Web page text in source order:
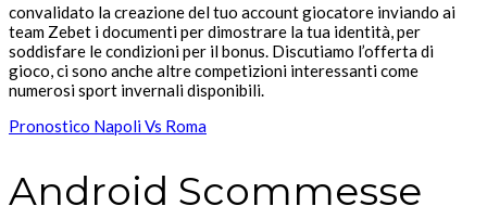
convalidato la creazione del tuo account giocatore inviando ai
team Zebet i documenti per dimostrare la tua identità, per
soddisfare le condizioni per il bonus. Discutiamo l’offerta di
gioco, ci sono anche altre competizioni interessanti come
numerosi sport invernali disponibili.
Pronostico Napoli Vs Roma
Android Scommesse